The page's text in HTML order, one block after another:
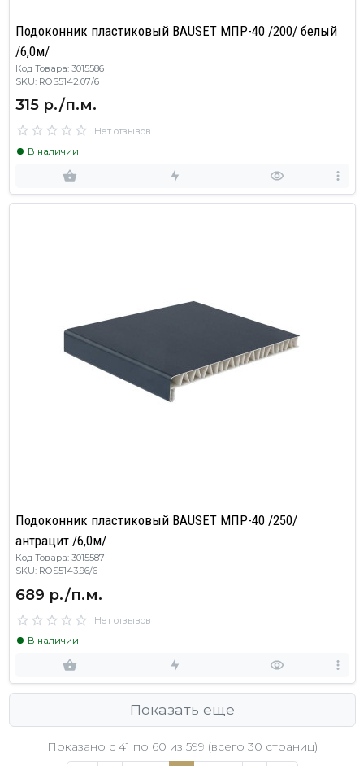
Подоконник пластиковый BAUSET МПР-40 /200/ белый
/6,0м/
Код Товара: 3015586
SKU: ROS5142.07/6
315 р./п.м.
Нет отзывов
В наличии
Подоконник пластиковый BAUSET МПР-40 /250/
антрацит /6,0м/
Код Товара: 3015587
SKU: ROS5143.96/6
689 р./п.м.
Нет отзывов
В наличии
Показать еще
Показано с 41 по 60 из 599 (всего 30 страниц)